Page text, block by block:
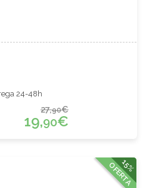
24-48h
27,90€
19,90€
15%
OFERTA